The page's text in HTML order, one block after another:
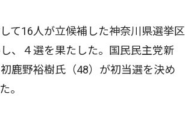
て16人が立候補した神奈川県選挙区
、４選を果たした。国民民主党新
鹿野裕樹氏（48）が初当選を決め
。